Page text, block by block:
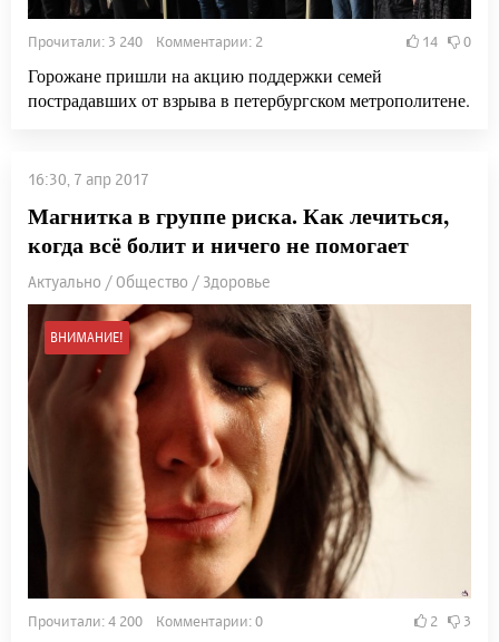
Прочитали: 3 240 Комментарии: 2 14 0
Горожане пришли на акцию поддержки семей
пострадавших от взрыва в петербургском метрополитене.
16:30, 7 апр 2017
Магнитка в группе риска. Как лечиться,
когда всё болит и ничего не помогает
Актуально / Общество / Здоровье
ВНИМАНИЕ!
Прочитали: 4 200 Комментарии: 0 2 3